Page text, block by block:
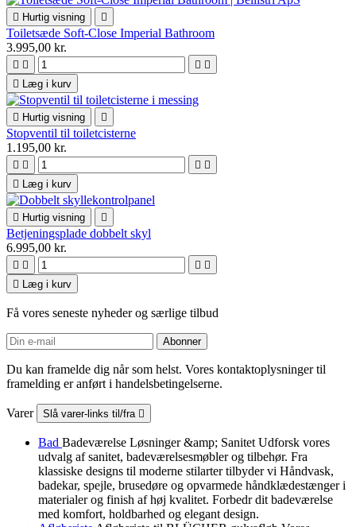
 Hurtig visning 
Toiletsæde Soft-Close Imperial Bathroom
3.995,00 kr.
   
 Læg i kurv
 Hurtig visning 
Stopventil til toiletcisterne
1.195,00 kr.
   
 Læg i kurv
 Hurtig visning 
Betjeningsplade dobbelt skyl
6.995,00 kr.
   
 Læg i kurv
Få vores seneste nyheder og særlige tilbud
Du kan framelde dig når som helst. Vores kontaktoplysninger til
framelding er anført i handelsbetingelserne.
Varer Slå varer-links til/fra 
Bad Badeværelse Løsninger &amp; Sanitet Udforsk vores
udvalg af sanitet, badeværelsesmøbler og tilbehør. Fra
klassiske designs til moderne stilarter tilbyder vi Håndvask,
badekar, spejle, brusedøre og opvarmede håndklædestænger i
materialer og finish af høj kvalitet. Forbedr dit badeværelse
med komfort, holdbarhed og elegant design.